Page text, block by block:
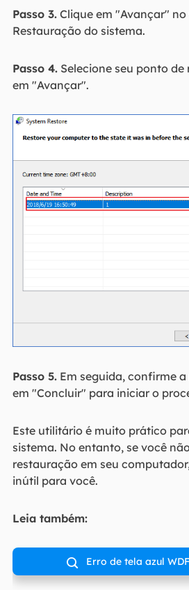
Passo 3.Clique em "Avançar"
Restauração do sistema.
Passo 4.Selecione seu ponto de
em "Avançar".
Passo 5.Em seguida, confirme a
em "Concluir" para iniciar o
Este utilitário é muito prático
sistema. No entanto, se você
restauração em seu
inútil para você.
Leia também:
 Erro de tela azul